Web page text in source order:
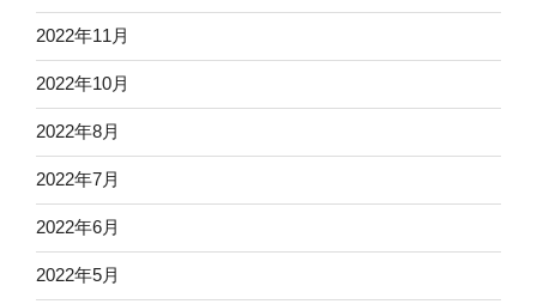
2022年11月
2022年10月
2022年8月
2022年7月
2022年6月
2022年5月